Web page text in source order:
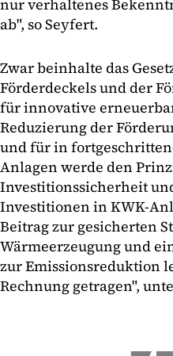
nur verhaltenes
ab", so Seyfert.
Zwar beinhalte das
Förderdeckels und der
für innovative
Reduzierung der
und für in
Anlagen werde den
Investitionssicherheit
Investitionen in KWK-
Beitrag zur gesicherten
Wärmeerzeugung und
zur Emissionsreduktion
Rechnung getragen",